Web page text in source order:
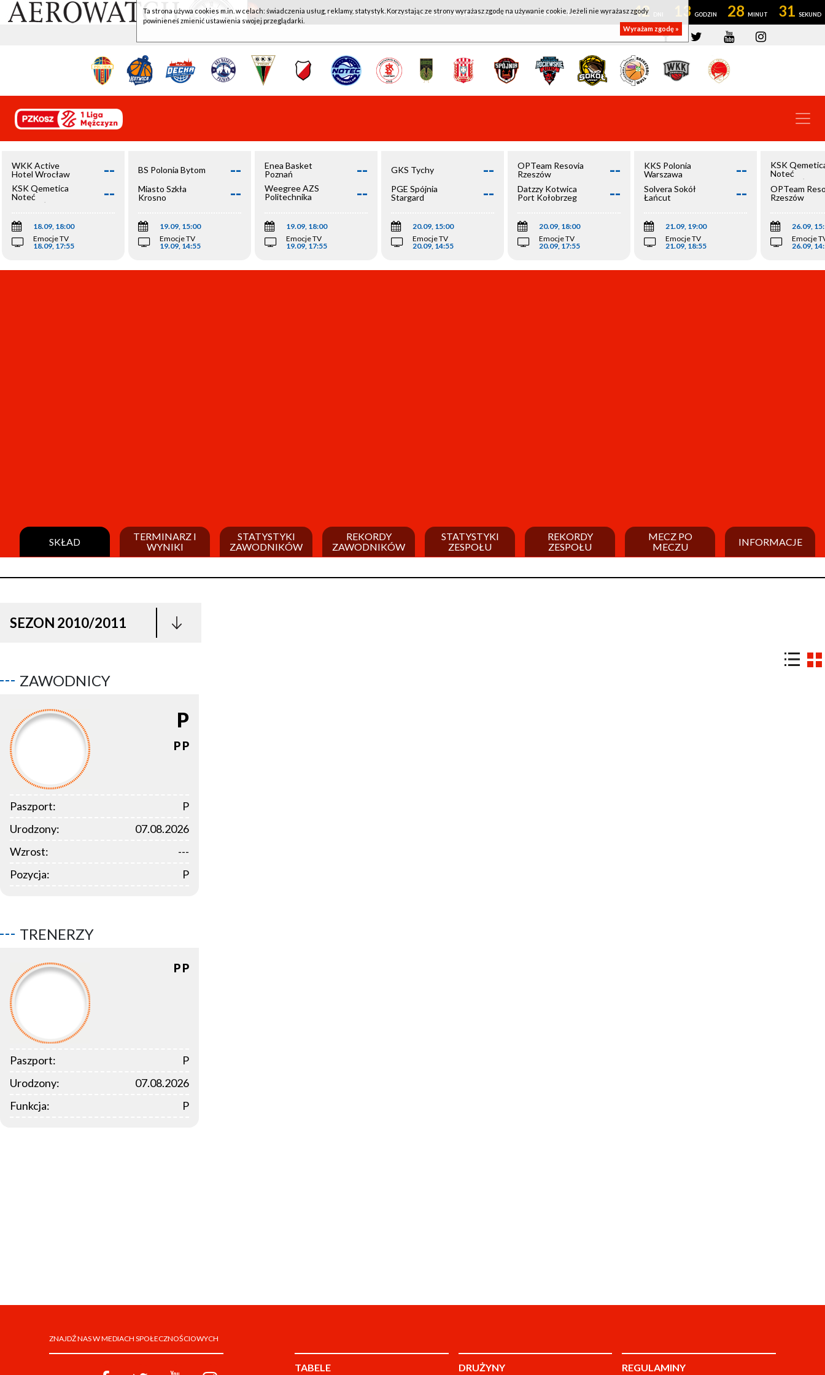
WKK ACTIVE HOTEL WROCŁAW - KSK QEMETICA NOTEĆ INOWROCŁAW 42 13 28 31
WKK Active
Hotel Wrocław
--
KSK Qemetica
Noteć
Inowrocław
--
18.09, 18:00
Emocje TV
18.09, 17:55
BS Polonia Bytom --
Miasto Szkła
Krosno
--
19.09, 15:00
Emocje TV
19.09, 14:55
Enea Basket
Poznań
--
Weegree AZS
Politechnika
--
19.09, 18:00
Emocje TV
19.09, 17:55
GKS Tychy --
PGE Spójnia
Stargard
--
20.09, 15:00
Emocje TV
20.09, 14:55
OPTeam Resovia
Rzeszów
--
Datzzy Kotwica
Port Kołobrzeg
--
20.09, 18:00
Emocje TV
20.09, 17:55
KKS Polonia
Warszawa
--
Solvera Sokół
Łańcut
--
21.09, 19:00
Emocje TV
21.09, 18:55
KSK
Noteć
Inowrocław
OPTeam
Rzeszów
26.09,
Emocje
26.09,
SKŁAD
TERMINARZ I
WYNIKI
STATYSTYKI
ZAWODNIKÓW
REKORDY
ZAWODNIKÓW
STATYSTYKI
ZESPOŁU
REKORDY
ZESPOŁU
MECZ PO
MECZU
INFORMACJE
SEZON 2010/2011
ZAWODNICY
P
PP
Paszport:
P
Urodzony:
07.08.2026
Wzrost:
---
Pozycja:
P
TRENERZY
PP
Paszport:
P
Urodzony:
07.08.2026
Funkcja:
P
ZNAJDŹ NAS W MEDIACH SPOŁECZNOŚCIOWYCH
TABELE DRUŻYNY REGULAMINY
Ta strona używa cookies m.in. w celach: świadczenia usług, reklamy, statystyk. Korzystając ze strony wyrażasz zgodę na używanie cookie. Jeżeli nie wyrażasz zgody
powinieneś zmienić ustawienia swojej przeglądarki.
Wyrażam zgodę »